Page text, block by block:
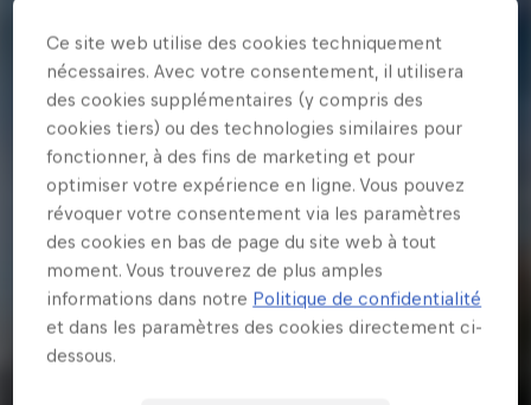
Ce site web utilise des cookies techniquement
nécessaires. Avec votre consentement, il utilisera
des cookies supplémentaires (y compris des
cookies tiers) ou des technologies similaires pour
fonctionner, à des fins de marketing et pour
optimiser votre expérience en ligne. Vous pouvez
révoquer votre consentement via les paramètres
des cookies en bas de page du site web à tout
moment. Vous trouverez de plus amples
informations dans notre Politique de confidentialité
et dans les paramètres des cookies directement ci-
dessous.